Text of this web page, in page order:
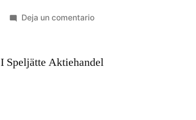
Deja un comentario
Speljätte Aktiehandel